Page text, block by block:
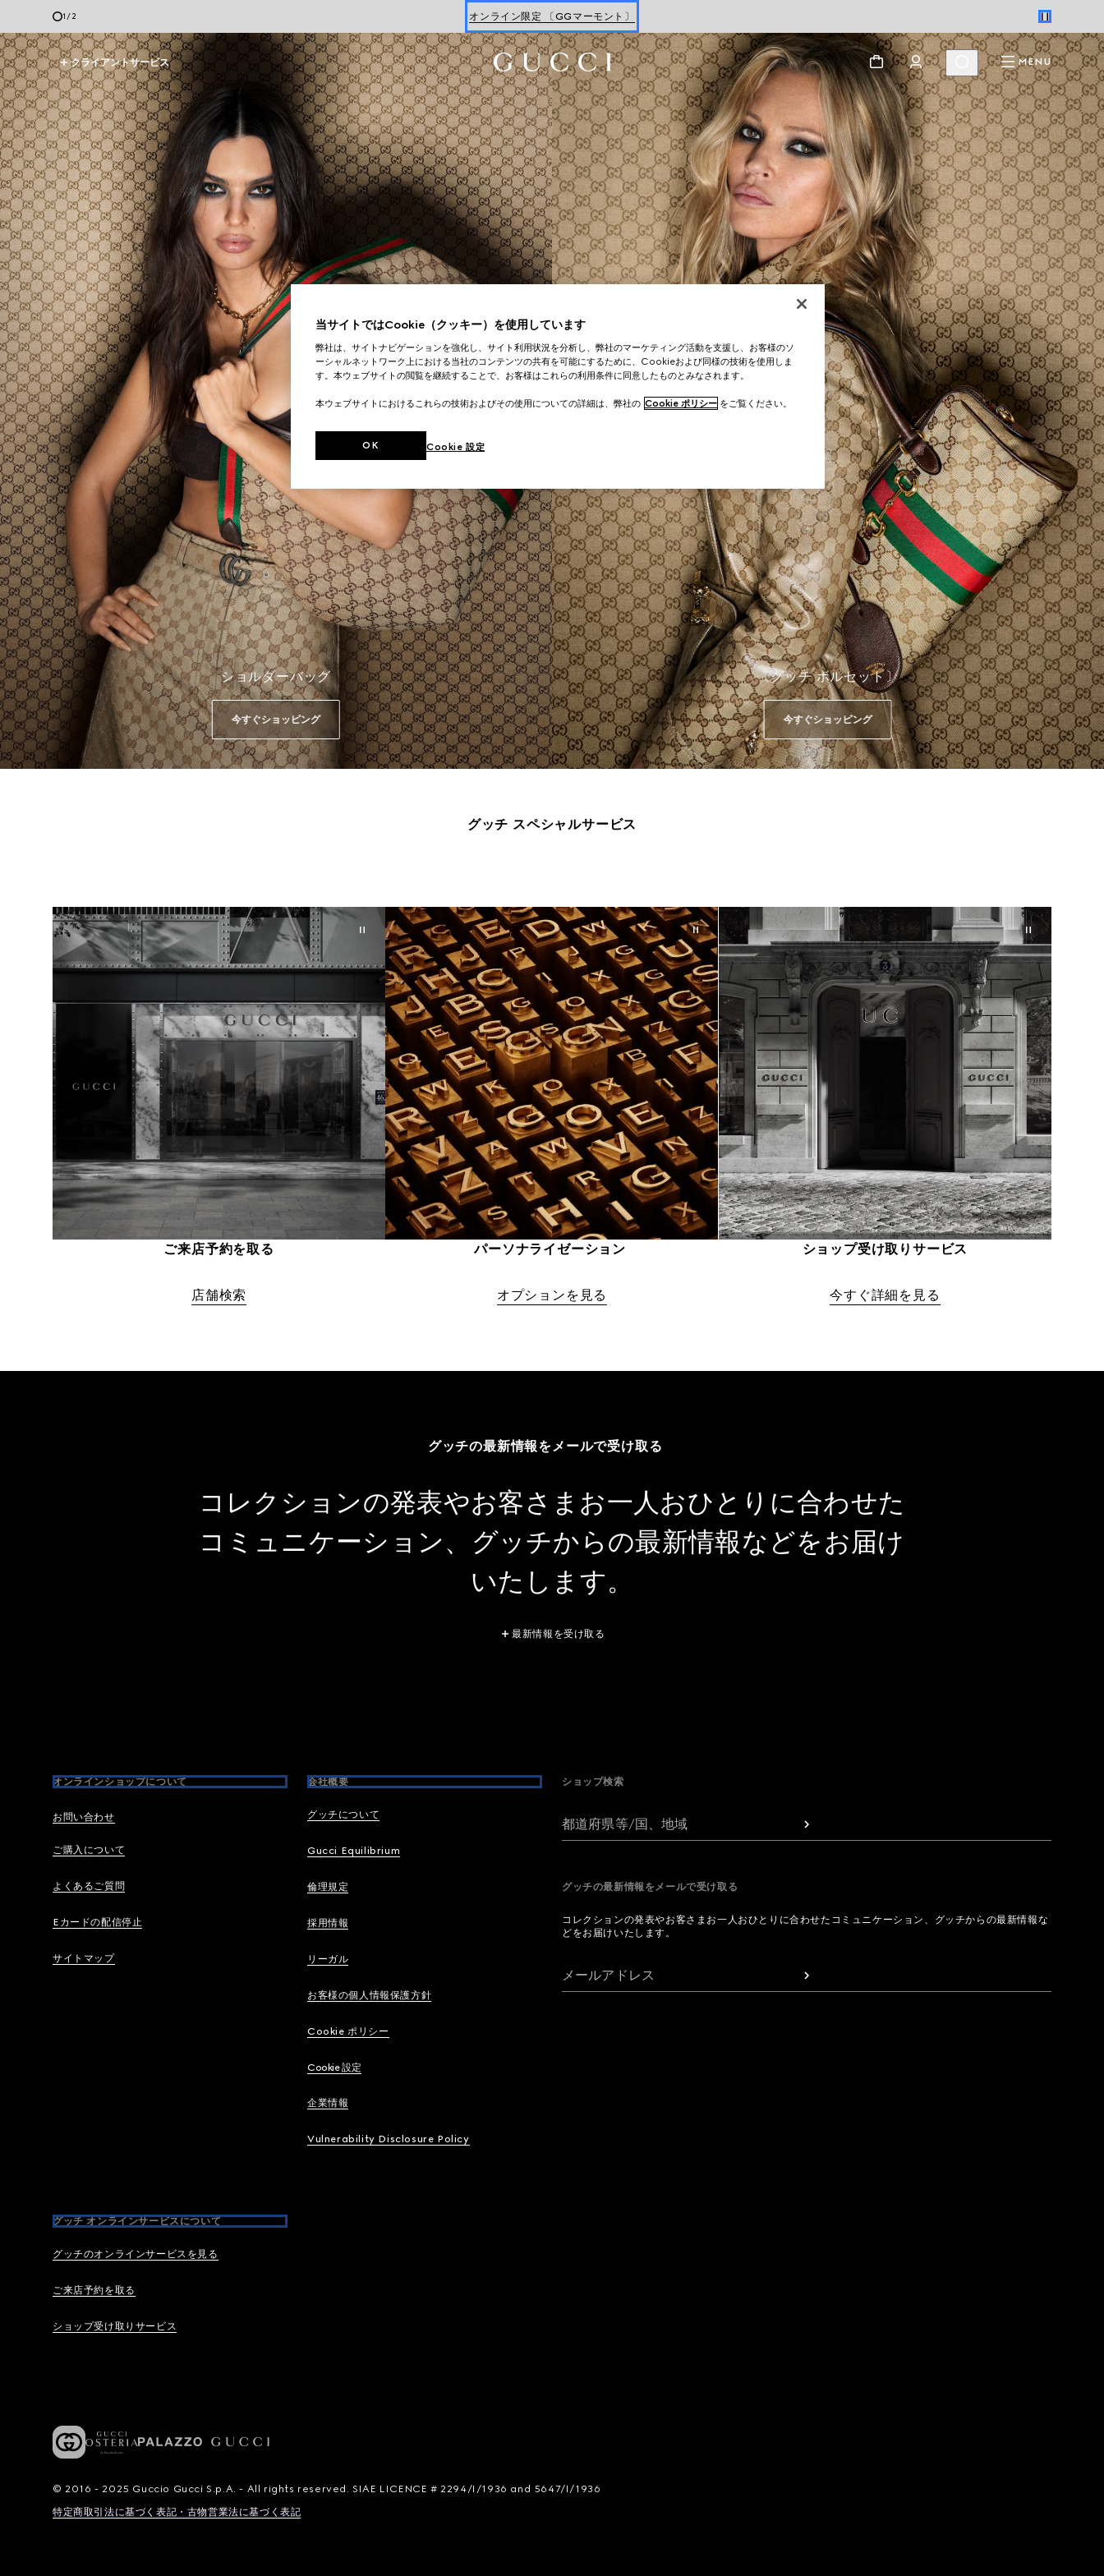
2/2 最新ウォレットウィメンズ＆メンズ
オンライン限定 〔GGマーモント〕
クライアントサービス
MENU
ショルダーバッグ
今すぐショッピング
〔グッチ ボルセット〕
今すぐショッピング
グッチ スペシャルサービス
ご来店予約を取る
店舗検索
パーソナライゼーション
オプションを見る
ショップ受け取りサービス
今すぐ詳細を見る
グッチの最新情報をメールで受け取る
コレクションの発表やお客さまお一人おひとりに合わせた
コミュニケーション、グッチからの最新情報などをお届け
いたします。
最新情報を受け取る
オンラインショップについて
お問い合わせ
ご購入について
よくあるご質問
Eカードの配信停止
サイトマップ
会社概要
グッチについて
Gucci Equilibrium
倫理規定
採用情報
リーガル
お客様の個人情報保護方針
Cookie ポリシー
Cookie 設定
企業情報
Vulnerability Disclosure Policy
グッチ オンラインサービスについて
グッチのオンラインサービスを見る
ご来店予約を取る
ショップ受け取りサービス
ショップ検索
都道府県等/国、地域
グッチの最新情報をメールで受け取る
コレクションの発表やお客さまお一人おひとりに合わせたコミュニケーション、グッチからの最新情報な
どをお届けいたします。
メールアドレス
© 2016 - 2025 Guccio Gucci S.p.A. - All rights reserved. SIAE LICENCE # 2294/I/1936 and 5647/I/1936
特定商取引法に基づく表記・古物営業法に基づく表記
当サイトではCookie（クッキー）を使用しています
弊社は、サイトナビゲーションを強化し、サイト利用状況を分析し、弊社のマーケティング活動を支援し、お客様のソ
ーシャルネットワーク上における当社のコンテンツの共有を可能にするために、Cookieおよび同様の技術を使用しま
す。本ウェブサイトの閲覧を継続することで、お客様はこれらの利用条件に同意したものとみなされます。
本ウェブサイトにおけるこれらの技術およびその使用についての詳細は、弊社の Cookie ポリシー をご覧ください。
Cookie 設定
OK